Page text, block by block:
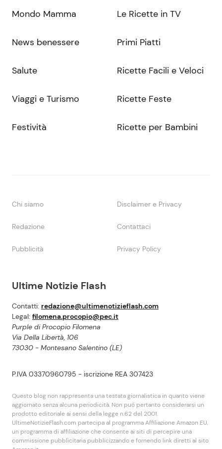
Ultime Notizie Flash
Contatti: redazione@ultimenotizieflash.com
Legal: filomena.procopio@pec.it
Purple di Procopio Filomena
Via Della Libertà, 106
73030 - Montesano Salentino (LE)
P.IVA 03370960795 - iscrizione REA 307423
Questo blog non rappresenta una testata giornalistica in quanto viene
aggiornato senza alcuna periodicità. Non puó pertanto considerarsi un
prodotto editoriale ai sensi della legge n.62 del 2001.
UltimeNotizieFlash.com partecipa al programma Affiliazione Amazon EU,
un programma di affiliazione che consente ai siti di percepire una
commissione pubblicitaria pubblicizzando e fornendo link diretti al sito
Mondo Mamma
News benessere
Salute
Viaggi e Turismo
Festività
Le Ricette in TV
Primi Piatti
Ricette Facili e Veloci
Ricette Feste
Ricette per Bambini
Chi siamo Disclaimer e Privacy
Redazione Contattaci
Pubblicità Privacy Policy